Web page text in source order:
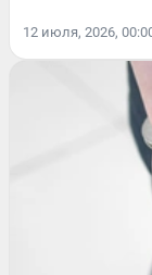
12 июля, 2026,